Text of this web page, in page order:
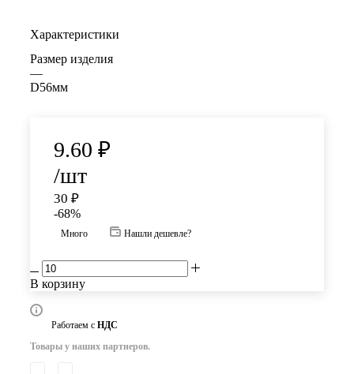
Характеристики
Размер изделия
—
D56мм
9.60 ₽
/шт
30 ₽
-68%
Много Нашли дешевле?
В корзину
Работаем с НДС
Товары у наших партнеров.